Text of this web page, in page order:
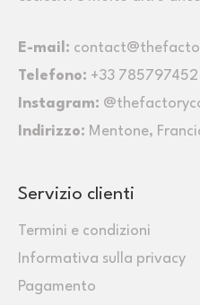
E-mail:
Telefono: +33 785797452
Instagram:
Indirizzo: Mentone,
Servizio clienti
Termini e condizioni
Informativa sulla privacy
Pagamento